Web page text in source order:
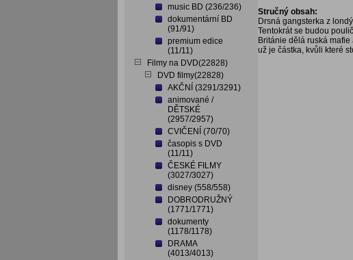
music BD (236/236)
dokumentární BD
(91/91)
premium edice
(11/11)
Filmy na DVD(22828)
DVD filmy(22828)
AKČNÍ (3291/3291)
animované /
DĚTSKÉ
(2957/2957)
CVIČENÍ (70/70)
časopis s DVD
(11/11)
ČESKÉ FILMY
(3027/3027)
disney (558/558)
DOBRODRUŽNÝ
(1771/1771)
dokumenty
(1178/1178)
DRAMA
(4013/4013)
Stručný obsah:
Drsná gangsterka z
Tentokrát se budou
Británie dělá ruská
už je částka, kvůli které